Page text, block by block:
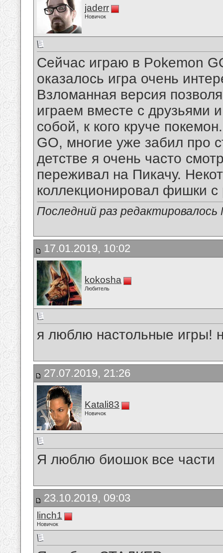
jaderr
Новичок
Сейчас играю в Pokemon
оказалось игра очень
Взломанная версия
играем вместе с друзьями
собой, к кого круче
GO, многие уже забил про
детстве я очень часто
переживал на Пикачу.
коллекционировал фишки с
Последний раз
17.01.2019, 10:02
kokosha
Любитель
я люблю настольные игры!
27.07.2019, 21:26
Katali83
Новичок
Я люблю биошок все части
23.10.2019, 09:03
linch1
Новичок